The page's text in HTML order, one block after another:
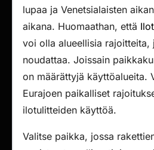
lupaa ja Venetsialaisten
aikana. Huomaathan, että
voi olla alueellisia rajoitteita,
noudattaa. Joissain
on määrättyjä käyttöalueita.
Eurajoen paikalliset
ilotulitteiden käyttöä.
Valitse paikka, jossa